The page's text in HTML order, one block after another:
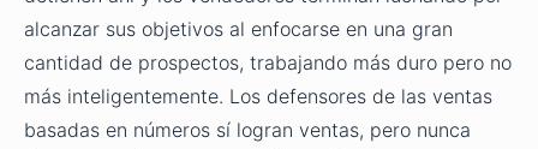
alcanzar sus objetivos al enfocarse en una gran
cantidad de prospectos, trabajando más duro pero no
más inteligentemente. Los defensores de las ventas
basadas en números sí logran ventas, pero nunca